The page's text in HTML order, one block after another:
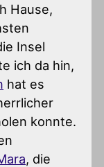
Hause,
Insel
ich da hin,
hat es
konnte.
, die